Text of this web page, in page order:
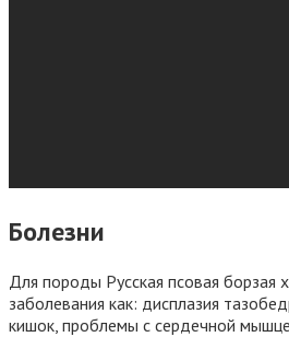
Болезни
Для породы Русская псовая борзая
заболевания как: дисплазия
кишок, проблемы с сердечной